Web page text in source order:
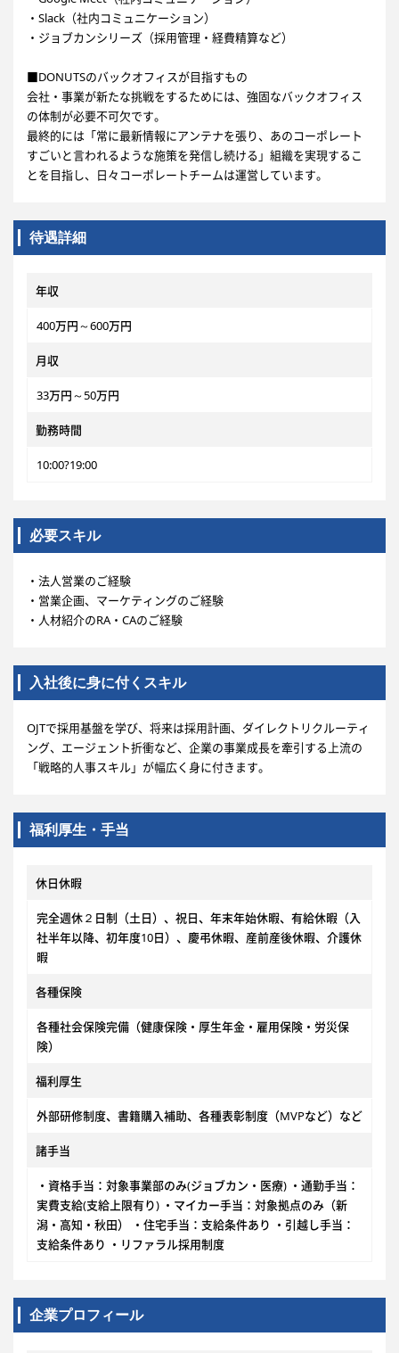
・Slack（社内コミュニケーション）
・ジョブカンシリーズ（採用管理・経費精算など）
■DONUTSのバックオフィスが目指すもの
会社・事業が新たな挑戦をするためには、強固なバックオフィス
の体制が必要不可欠です。
最終的には「常に最新情報にアンテナを張り、あのコーポレート
すごいと言われるような施策を発信し続ける」組織を実現するこ
とを目指し、日々コーポレートチームは運営しています。
待遇詳細
年収
400万円～600万円
月収
33万円～50万円
勤務時間
10:00?19:00
必要スキル
・法人営業のご経験
・営業企画、マーケティングのご経験
・人材紹介のRA・CAのご経験
入社後に身に付くスキル
OJTで採用基盤を学び、将来は採用計画、ダイレクトリクルーティ
ング、エージェント折衝など、企業の事業成長を牽引する上流の
「戦略的人事スキル」が幅広く身に付きます。
福利厚生・手当
休日休暇
完全週休２日制（土日）、祝日、年末年始休暇、有給休暇（入
社半年以降、初年度10日）、慶弔休暇、産前産後休暇、介護休
暇
各種保険
各種社会保険完備（健康保険・厚生年金・雇用保険・労災保
険）
福利厚生
外部研修制度、書籍購入補助、各種表彰制度（MVPなど）など
諸手当
・資格手当：対象事業部のみ(ジョブカン・医療) ・通勤手当：
実費支給(支給上限有り) ・マイカー手当：対象拠点のみ（新
潟・高知・秋田） ・住宅手当：支給条件あり ・引越し手当：
支給条件あり ・リファラル採用制度
企業プロフィール